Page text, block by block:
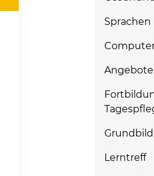
Sprachen
Lerntreff